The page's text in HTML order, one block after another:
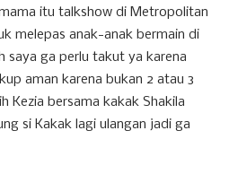
itu talkshow di Metropolitan
melepas anak-anak bermain di
saya ga perlu takut ya karena
aman karena bukan 2 atau 3
Kezia bersama kakak Shakila
si Kakak lagi ulangan jadi ga